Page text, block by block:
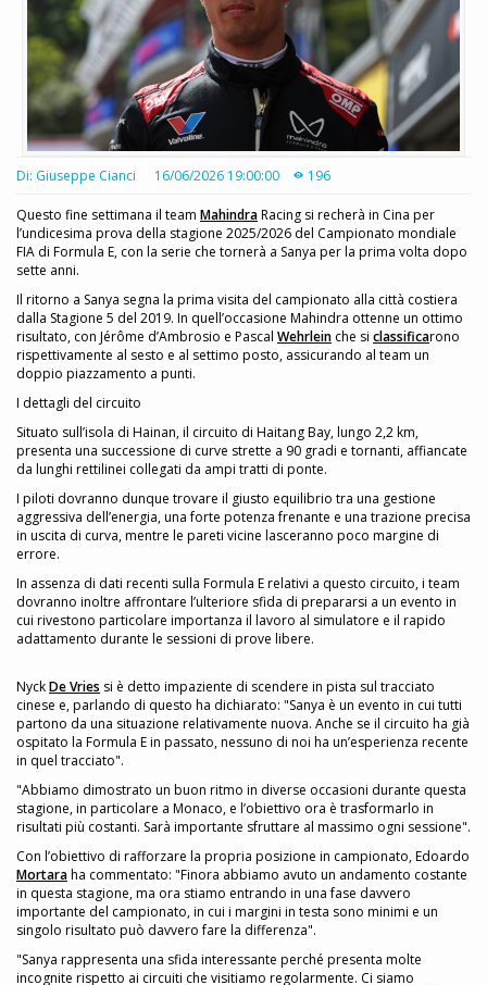
Di: Giuseppe Cianci 16/06/2026 19:00:00 196
Questo fine settimana il team MahindraRacing si recherà in Cina per
l’undicesima prova della stagione 2025/2026 del Campionato mondiale
FIA di Formula E, con la serie che tornerà a Sanya per la prima volta dopo
sette anni.
Il ritorno a Sanya segna la prima visita del campionato alla città costiera
dalla Stagione 5 del 2019. In quell’occasione Mahindra ottenne un ottimo
risultato, con Jérôme d’Ambrosio e Pascal Wehrlein che si classificarono
rispettivamente al sesto e al settimo posto, assicurando al team un
doppio piazzamento a punti.
I dettagli del circuito
Situato sull’isola di Hainan, il circuito di Haitang Bay, lungo 2,2 km,
presenta una successione di curve strette a 90 gradi e tornanti, affiancate
da lunghi rettilinei collegati da ampi tratti di ponte.
I piloti dovranno dunque trovare il giusto equilibrio tra una gestione
aggressiva dell’energia, una forte potenza frenante e una trazione precisa
in uscita di curva, mentre le pareti vicine lasceranno poco margine di
errore.
In assenza di dati recenti sulla Formula E relativi a questo circuito, i team
dovranno inoltre affrontare l’ulteriore sfida di prepararsi a un evento in
cui rivestono particolare importanza il lavoro al simulatore e il rapido
adattamento durante le sessioni di prove libere.
NyckDe Vries si è detto impaziente di scendere in pista sul tracciato
cinese e, parlando di questo ha dichiarato: "Sanya è un evento in cui tutti
partono da una situazione relativamente nuova. Anche se il circuito ha già
ospitato la Formula E in passato, nessuno di noi ha un’esperienza recente
in quel tracciato".
"Abbiamo dimostrato un buon ritmo in diverse occasioni durante questa
stagione, in particolare a Monaco, e l’obiettivo ora è trasformarlo in
risultati più costanti. Sarà importante sfruttare al massimo ogni sessione".
Con l’obiettivo di rafforzare la propria posizione in campionato, Edoardo
Mortaraha commentato: "Finora abbiamo avuto un andamento costante
in questa stagione, ma ora stiamo entrando in una fase davvero
importante del campionato, in cui i margini in testa sono minimi e un
singolo risultato può davvero fare la differenza".
"Sanya rappresenta una sfida interessante perché presenta molte
incognite rispetto ai circuiti che visitiamo regolarmente. Ci siamo